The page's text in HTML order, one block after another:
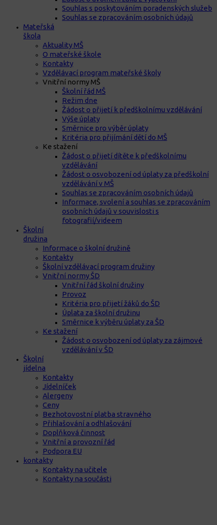
Souhlas s poskytováním poradenských služeb
Souhlas se zpracováním osobních údajů
Mateřská
škola
Aktuality MŠ
O mateřské škole
Kontakty
Vzdělávací program mateřské školy
Vnitřní normy MŠ
Školní řád MŠ
Režim dne
Žádost o přijetí k předškolnímu vzdělávání
Výše úplaty
Směrnice pro výběr úplaty
Kritéria pro přijímání dětí do MŠ
Ke stažení
Žádost o přijetí dítěte k předškolnímu
vzdělávání
Žádost o osvobození od úplaty za předškolní
vzdělávání v MŠ
Souhlas se zpracováním osobních údajů
Informace, svolení a souhlas se zpracováním
osobních údajů v souvislosti s
fotografií/videem
Školní
družina
Informace o školní družině
Kontakty
Školní vzdělávací program družiny
Vnitřní normy ŠD
Vnitřní řád školní družiny
Provoz
Kritéria pro přijetí žáků do ŠD
Úplata za školní družinu
Směrnice k výběru úplaty za ŠD
Ke stažení
Žádost o osvobození od úplaty za zájmové
vzdělávání v ŠD
Školní
jídelna
Kontakty
Jídelníček
Alergeny
Ceny
Bezhotovostní platba stravného
Přihlašování a odhlašování
Doplňková činnost
Vnitřní a provozní řád
Podpora EU
kontakty
Kontakty na učitele
Kontakty na součásti